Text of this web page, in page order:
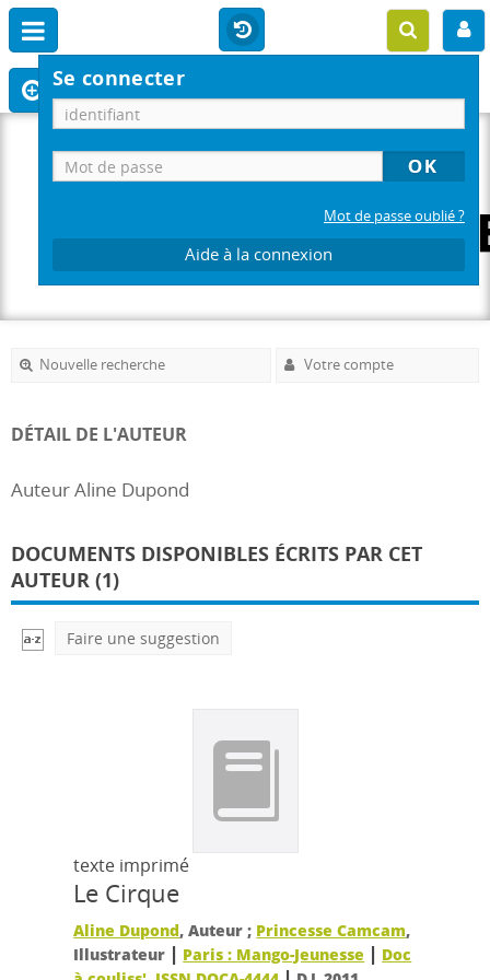
Se connecter
Mot de passe oublié ?
Aide à la connexion
Nouvelle recherche Votre compte
DÉTAIL DE L'AUTEUR
Auteur Aline Dupond
DOCUMENTS DISPONIBLES ÉCRITS PAR CET
AUTEUR (1)
Faire une suggestion
texte imprimé
Le Cirque
Aline Dupond, Auteur ; Princesse Camcam,
Illustrateur | Paris : Mango-Jeunesse | Doc